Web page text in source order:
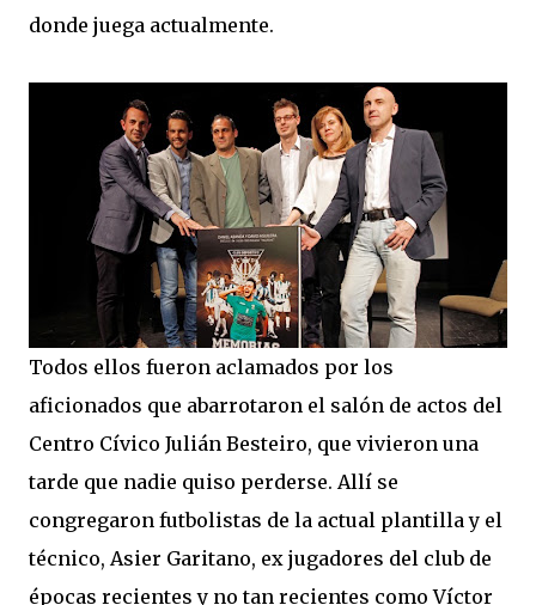
donde juega actualmente.
Todos ellos fueron aclamados por los
aficionados que abarrotaron el salón de actos del
Centro Cívico Julián Besteiro, que vivieron una
tarde que nadie quiso perderse. Allí se
congregaron futbolistas de la actual plantilla y el
técnico, Asier Garitano, ex jugadores del club de
épocas recientes y no tan recientes como Víctor